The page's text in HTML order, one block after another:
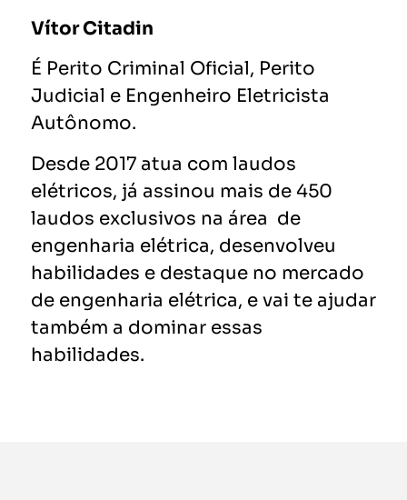
Vítor Citadin
É Perito Criminal Oficial, Perito
Judicial e Engenheiro Eletricista
Autônomo.
Desde 2017 atua com laudos
elétricos, já assinou mais de 450
laudos exclusivos na área de
engenharia elétrica, desenvolveu
habilidades e destaque no mercado
de engenharia elétrica, e vai te ajudar
também a dominar essas
habilidades.